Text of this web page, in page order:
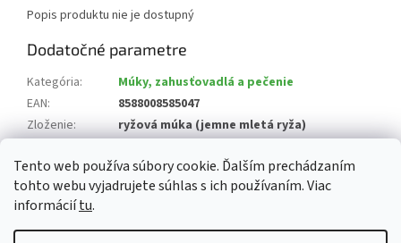
Tento web používa súbory cookie. Ďalším prechádzaním
tohto webu vyjadrujete súhlas s ich používaním. Viac
informáciítu.
Popis produktu nie je dostupný
Dodatočné parametre
Kategória:
Múky, zahusťovadlá a pečenie
EAN:
8588008585047
Zloženie:
ryžová múka (jemne mletá ryža)
? Alergény: produkt nie je alergén